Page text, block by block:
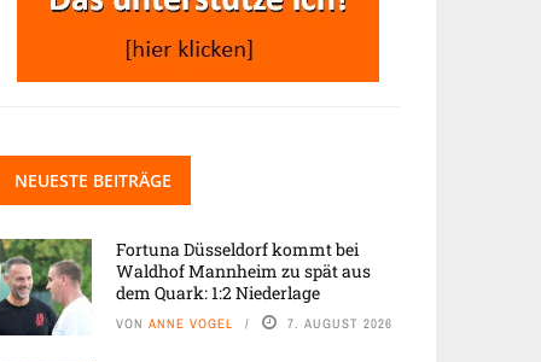
NEUESTE BEITRÄGE
Fortuna Düsseldorf kommt bei
Waldhof Mannheim zu spät aus
dem Quark: 1:2 Niederlage
VON ANNE VOGEL 7. AUGUST 2026